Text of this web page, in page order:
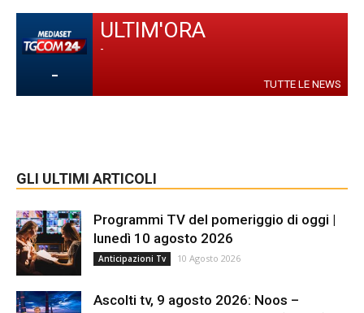
-
ULTIM'ORA
-
TUTTE LE NEWS
GLI ULTIMI ARTICOLI
Programmi TV del pomeriggio di oggi |
lunedì 10 agosto 2026
Anticipazioni Tv 10 Agosto 2026
Ascolti tv, 9 agosto 2026: Noos –